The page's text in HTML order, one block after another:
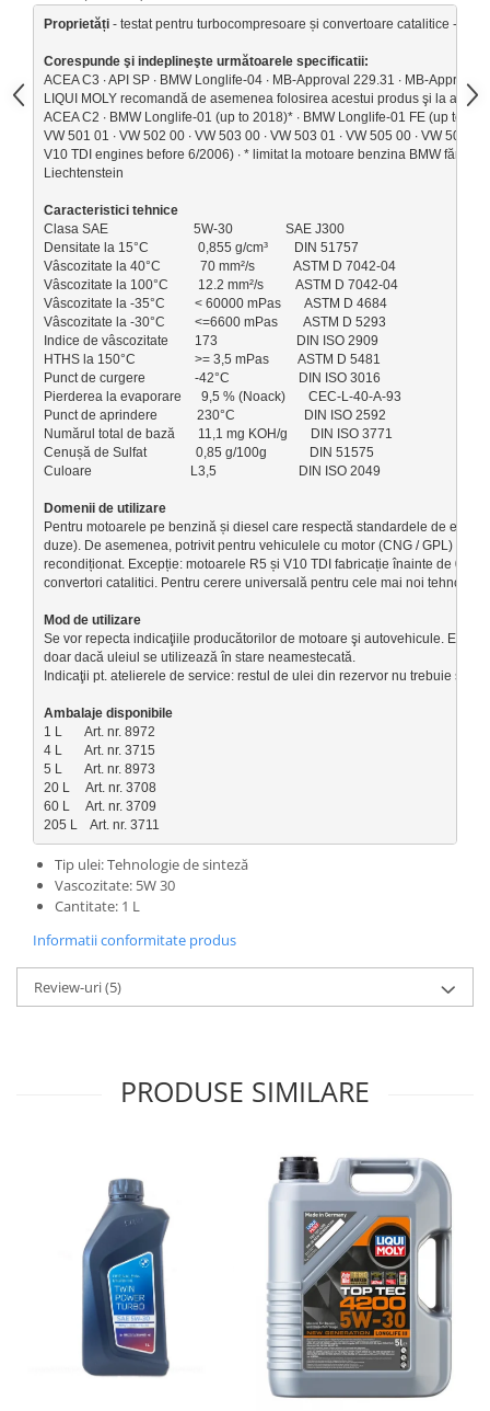
Suporti si placi prindere
Proprietăți - testat pentru turbocompresoare și convertoare catalitice -
Corespunde şi indeplineşte următoarele specificatii:
ACEA C3 ∙ API SP ∙ BMW Longlife-04 ∙ MB-Approval 229.31 ∙ MB-
LIQUI MOLY recomandă de asemenea folosirea acestui produs şi la
ACEA C2 ∙ BMW Longlife-01 (up to 2018)* ∙ BMW Longlife-01 FE (up to
VW 501 01 ∙ VW 502 00 ∙ VW 503 00 ∙ VW 503 01 ∙ VW 505 00 ∙ VW 505
V10 TDI engines before 6/2006) ∙ * limitat la motoare benzina BMW fără
Liechtenstein
Caracteristici tehnice
Clasa SAE                          5W-30                SAE J300
Densitate la 15°C               0,855 g/cm³        DIN 51757
Vâscozitate la 40°C            70 mm²/s            ASTM D 7042-04
Vâscozitate la 100°C         12.2 mm²/s          ASTM D 7042-04
Vâscozitate la -35°C         < 60000 mPas       ASTM D 4684
Vâscozitate la -30°C         <=6600 mPas        ASTM D 5293
Indice de vâscozitate        173                        DIN ISO 2909
HTHS la 150°C                  >= 3,5 mPas         ASTM D 5481
Punct de curgere               -42°C                     DIN ISO 3016
Pierderea la evaporare      9,5 % (Noack)       CEC-L-40-A-93
Punct de aprindere            230°C                     DIN ISO 2592
Numărul total de bază       11,1 mg KOH/g       DIN ISO 3771
Cenușă de Sulfat               0,85 g/100g             DIN 51575
Culoare                              L3,5                         DIN ISO 2049
Domenii de utilizare
Pentru motoarele pe benzină și diesel care respectă standardele de
duze). De asemenea, potrivit pentru vehiculele cu motor (CNG / GPL) și
recondiționat. Excepție: motoarele R5 și V10 TDI fabricație înainte de 06/
convertori catalitici. Pentru cerere universală pentru cele mai noi
Mod de utilizare
Se vor repecta indicaţiile producătorilor de motoare şi autovehicule.
doar dacă uleiul se utilizează în stare neamestecată.
Indicaţii pt. atelierele de service: restul de ulei din rezervor nu trebuie să
Ambalaje disponibile
1 L       Art. nr. 8972
4 L       Art. nr. 3715
5 L       Art. nr. 8973
20 L     Art. nr. 3708
60 L     Art. nr. 3709
205 L    Art. nr. 3711
Tip ulei: Tehnologie de sinteză
Vascozitate: 5W 30
Cantitate: 1 L
Informatii conformitate produs
Review-uri(5)
PRODUSE SIMILARE